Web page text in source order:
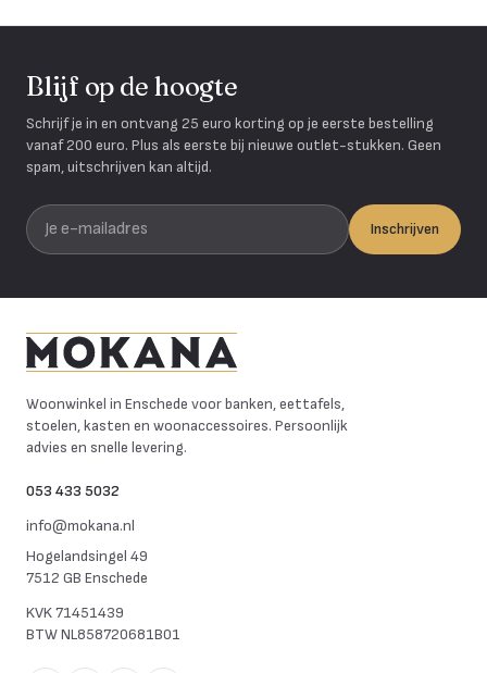
Blijf op de hoogte
Schrijf je in en ontvang 25 euro korting op je eerste bestelling
vanaf 200 euro. Plus als eerste bij nieuwe outlet-stukken. Geen
spam, uitschrijven kan altijd.
Je e-mailadres
Inschrijven
Woonwinkel in Enschede voor banken, eettafels,
stoelen, kasten en woonaccessoires. Persoonlijk
advies en snelle levering.
053 433 5032
info@mokana.nl
Hogelandsingel 49
7512 GB Enschede
KVK71451439
BTWNL858720681B01